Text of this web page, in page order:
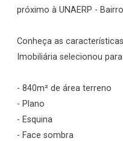
próximo à UNAERP -
Conheça as
Imobiliária selecionou
- 840m² de área terreno
- Plano
- Esquina
- Face sombra